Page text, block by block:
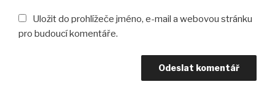
Uložit do prohlížeče jméno, e-mail a webovou stránku
pro budoucí komentáře.